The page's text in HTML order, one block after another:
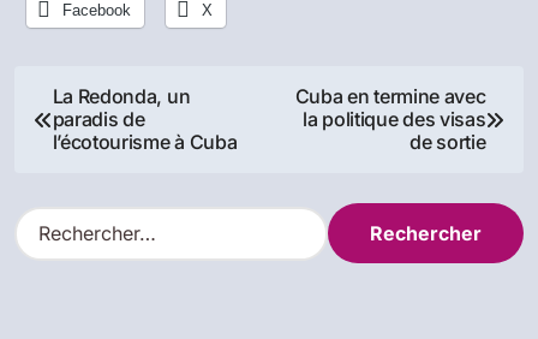
Facebook X
Navigation
de
l’article
La Redonda, un
paradis de
l’écotourisme à Cuba
Cuba en termine avec
la politique des visas
de sortie
R
e